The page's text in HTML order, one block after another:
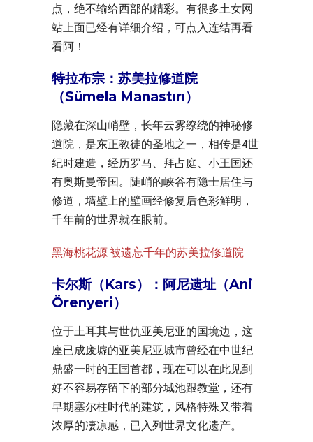
点，绝不输给西部的精彩。有很多土女网
站上面已经有详细介绍，可点入连结再看
看阿！
特拉布宗：苏美拉修道院
（Sümela Manastırı）
隐藏在深山峭壁，长年云雾缭绕的神秘修
道院，是东正教徒的圣地之一，相传是4世
纪时建造，经历罗马、拜占庭、小王国还
有奥斯曼帝国。陡峭的峡谷有隐士居住与
修道，墙壁上的壁画经修复后色彩鲜明，
千年前的世界就在眼前。
黑海桃花源 被遗忘千年的苏美拉修道院
卡尔斯（Kars）：阿尼遗址（Ani
Örenyeri）
位于土耳其与世仇亚美尼亚的国境边，这
座已成废墟的亚美尼亚城市曾经在中世纪
鼎盛一时的王国首都，现在可以在此见到
好不容易存留下的部分城池跟教堂，还有
早期塞尔柱时代的建筑，风格特殊又带着
浓厚的凄凉感，已入列世界文化遗产。